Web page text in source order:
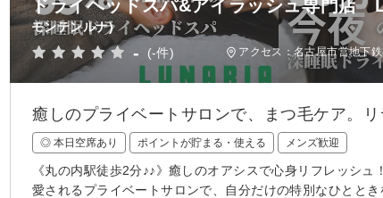
ドライヘッドスパ&アイラッシュ専門店
モンテンルナ)
- (-件) アクセス：名古屋市営地下
癒しのプライベートサロンで、まつ毛ケア。リ
◎ 本日空席あり ポイントが貯まる・使える メンズ歓迎
《丸の内駅徒歩2分♪♪》癒しのオアシスで心身リフレッシ
愛されるプライベートサロンで、自分だけの特別なひとと